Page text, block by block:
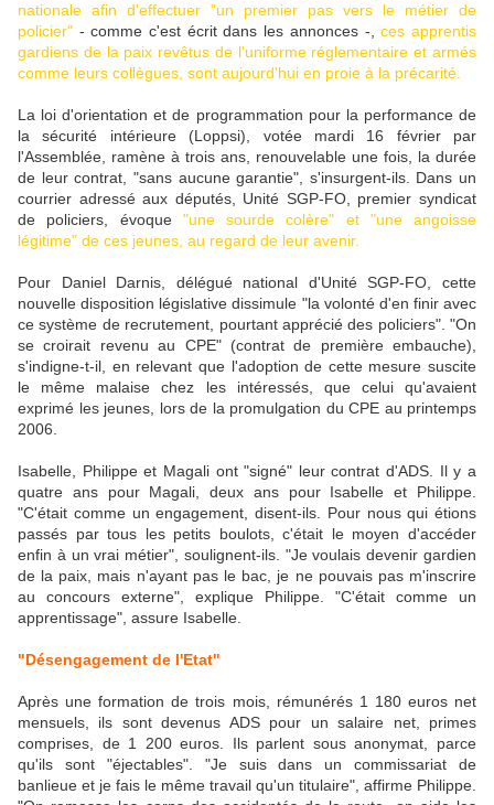
nationale afin d'effectuer "un premier pas vers le métier de
policier" - comme c'est écrit dans les annonces -,ces apprentis
gardiens de la paix revêtus de l'uniforme réglementaire et armés
comme leurs collègues, sont aujourd'hui en proie à la précarité.
La loi d'orientation et de programmation pour la performance de
la sécurité intérieure (Loppsi), votée mardi 16 février par
l'Assemblée, ramène à trois ans, renouvelable une fois, la durée
de leur contrat, "sans aucune garantie", s'insurgent-ils. Dans un
courrier adressé aux députés, Unité SGP-FO, premier syndicat
de policiers, évoque "une sourde colère" et "une angoisse
légitime" de ces jeunes, au regard de leur avenir.
Pour Daniel Darnis, délégué national d'Unité SGP-FO, cette
nouvelle disposition législative dissimule "la volonté d'en finir avec
ce système de recrutement, pourtant apprécié des policiers". "On
se croirait revenu au CPE" (contrat de première embauche),
s'indigne-t-il, en relevant que l'adoption de cette mesure suscite
le même malaise chez les intéressés, que celui qu'avaient
exprimé les jeunes, lors de la promulgation du CPE au printemps
2006.
Isabelle, Philippe et Magali ont "signé" leur contrat d'ADS. Il y a
quatre ans pour Magali, deux ans pour Isabelle et Philippe.
"C'était comme un engagement, disent-ils. Pour nous qui étions
passés par tous les petits boulots, c'était le moyen d'accéder
enfin à un vrai métier", soulignent-ils. "Je voulais devenir gardien
de la paix, mais n'ayant pas le bac, je ne pouvais pas m'inscrire
au concours externe", explique Philippe. "C'était comme un
apprentissage", assure Isabelle.
"Désengagement de l'Etat"
Après une formation de trois mois, rémunérés 1 180 euros net
mensuels, ils sont devenus ADS pour un salaire net, primes
comprises, de 1 200 euros. Ils parlent sous anonymat, parce
qu'ils sont "éjectables". "Je suis dans un commissariat de
banlieue et je fais le même travail qu'un titulaire", affirme Philippe.